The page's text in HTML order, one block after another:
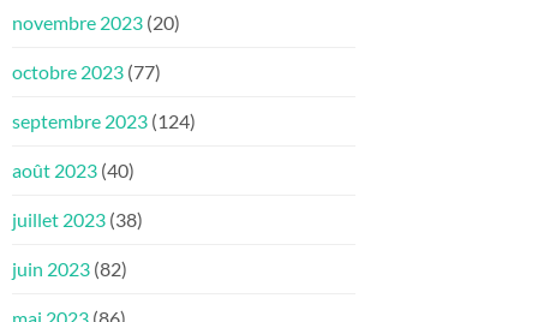
novembre 2023 (20)
octobre 2023 (77)
septembre 2023 (124)
août 2023 (40)
juillet 2023 (38)
juin 2023 (82)
mai 2023 (86)